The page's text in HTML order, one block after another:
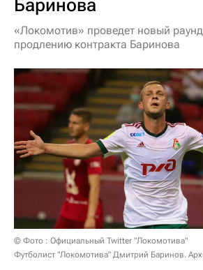
Баринова
«Локомотив» проведет новый
продлению контракта Баринова
© Фото : Официальный Twitter "Локомотива"
Футболист "Локомотива" Дмитрий Баринов.